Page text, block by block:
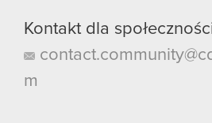
Kontakt dla
m